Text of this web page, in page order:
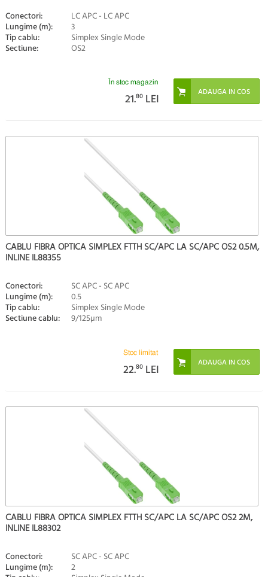
Conectori: LC APC - LC APC
Lungime (m): 3
Tip cablu: Simplex Single Mode
Sectiune: OS2
În stoc magazin
21.80 LEI
CABLU FIBRA OPTICA SIMPLEX FTTH SC/APC LA SC/APC OS2 0.5M,
INLINE IL88355
Conectori: SC APC - SC APC
Lungime (m): 0.5
Tip cablu: Simplex Single Mode
Sectiune cablu: 9/125µm
Stoc limitat
22.80 LEI
CABLU FIBRA OPTICA SIMPLEX FTTH SC/APC LA SC/APC OS2 2M,
INLINE IL88302
Conectori: SC APC - SC APC
Lungime (m): 2